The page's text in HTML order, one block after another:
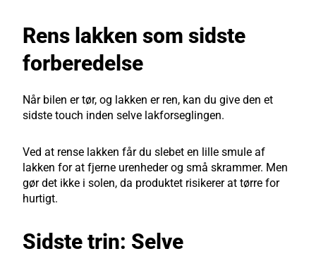
Rens lakken som sidste
forberedelse
Når bilen er tør, og lakken er ren, kan du give den et
sidste touch inden selve lakforseglingen.
Ved at rense lakken får du slebet en lille smule af
lakken for at fjerne urenheder og små skrammer. Men
gør det ikke i solen, da produktet risikerer at tørre for
hurtigt.
Sidste trin: Selve